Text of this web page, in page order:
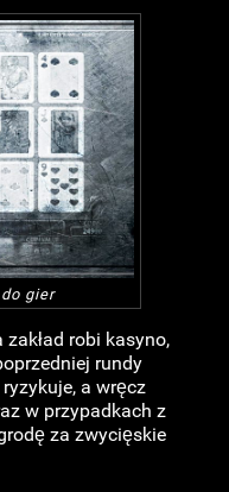
gier
robi kasyno,
rundy
a wręcz
w przypadkach z
za zwycięskie